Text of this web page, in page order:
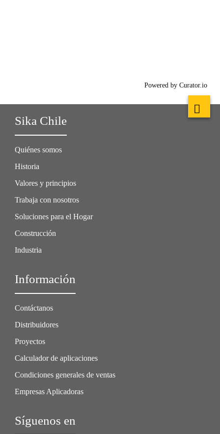
Powered by Curator.io
Sika Chile
Quiénes somos
Historia
Valores y principios
Trabaja con nosotros
Soluciones para el Hogar
Construcción
Industria
Información
Contáctanos
Distribuidores
Proyectos
Calculador de aplicaciones
Condiciones generales de ventas
Empresas Aplicadoras
Síguenos en